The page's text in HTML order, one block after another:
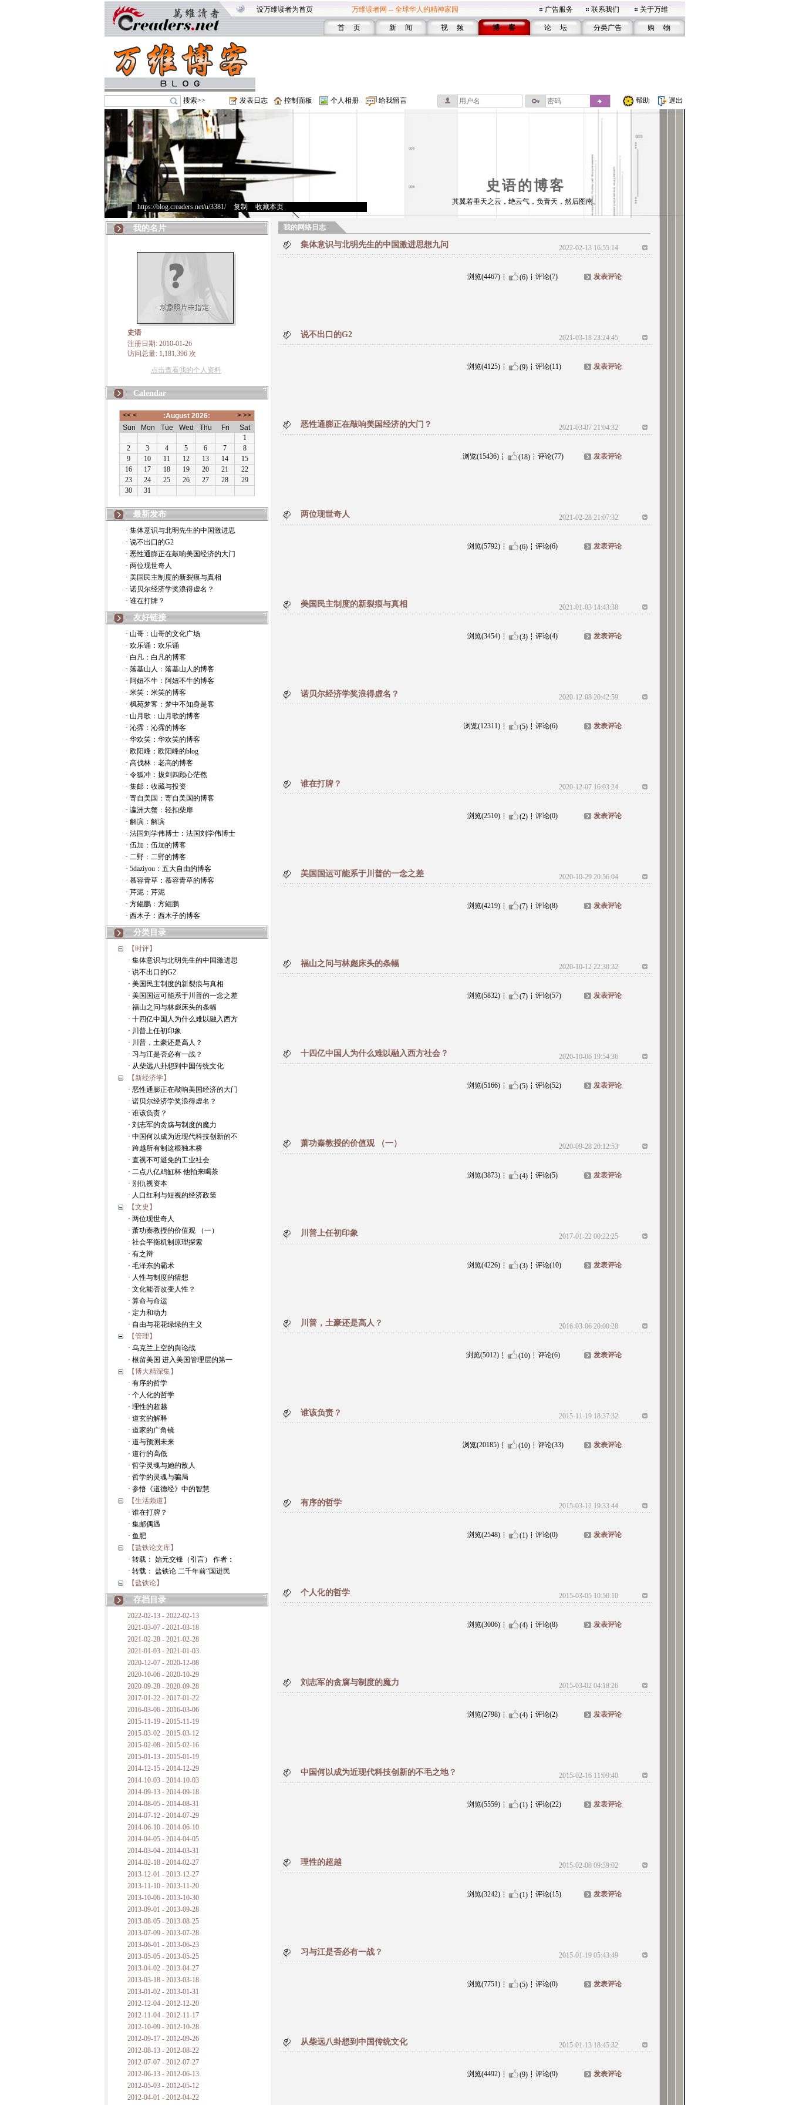
设万维读者为首页 万维读者网 -- 全球华人的精神家园 广告服务 联系我们 关于万维
首 页 新 闻 视 频 博 客 论 坛 分类广告 购 物
搜索>> 发表日志 控制面板 个人相册 给我留言 帮助 退出
史语的博客
https://blog.creaders.net/u/3381/> 复制 收藏本页
其翼若垂天之云，绝云气，负青天，然后图南。
我的名片
史语
注册日期: 2010-01-26
访问总量: 1,181,396 次
点击查看我的个人资料
Calendar
最新发布
· 集体意识与北明先生的中国激进思
· 说不出口的G2
· 恶性通膨正在敲响美国经济的大门
· 两位现世奇人
· 美国民主制度的新裂痕与真相
· 诺贝尔经济学奖浪得虚名？
· 谁在打牌？
友好链接
· 山哥：山哥的文化广场
· 欢乐诵：欢乐诵
· 白凡：白凡的博客
· 落基山人：落基山人的博客
· 阿妞不牛：阿妞不牛的博客
· 米笑：米笑的博客
· 枫苑梦客：梦中不知身是客
· 山月歌：山月歌的博客
· 沁霈：沁霈的博客
· 华欢笑：华欢笑的博客
· 欧阳峰：欧阳峰的blog
· 高伐林：老高的博客
· 令狐冲：拔剑四顾心茫然
· 集邮：收藏与投资
· 寄自美国：寄自美国的博客
· 瀛洲大蟹：轻扣柴扉
· 解滨：解滨
· 法国刘学伟博士：法国刘学伟博士
· 伍加：伍加的博客
· 二野：二野的博客
· 5daziyou：五大自由的博客
· 慕容青草：慕容青草的博客
· 芹泥：芹泥
· 方鲲鹏：方鲲鹏
· 西木子：西木子的博客
分类目录
【时评】
· 集体意识与北明先生的中国激进思
· 说不出口的G2
· 美国民主制度的新裂痕与真相
· 美国国运可能系于川普的一念之差
· 福山之问与林彪床头的条幅
· 十四亿中国人为什么难以融入西方
· 川普上任初印象
· 川普，土豪还是高人？
· 习与江是否必有一战？
· 从柴远八卦想到中国传统文化
【新经济学】
· 恶性通膨正在敲响美国经济的大门
· 诺贝尔经济学奖浪得虚名？
· 谁该负责？
· 刘志军的贪腐与制度的魔力
· 中国何以成为近现代科技创新的不
· 跨越所有制这根独木桥
· 直视不可避免的工业社会
· 二点八亿鸡缸杯 他拍来喝茶
· 别仇视资本
· 人口红利与短视的经济政策
【文史】
· 两位现世奇人
· 萧功秦教授的价值观 （一）
· 社会平衡机制原理探索
· 有之辩
· 毛泽东的霸术
· 人性与制度的猜想
· 文化能否改变人性？
· 算命与命运
· 定力和动力
· 自由与花花绿绿的主义
【管理】
· 乌克兰上空的舆论战
· 根留美国 进入美国管理层的第一
【博大精深集】
· 有序的哲学
· 个人化的哲学
· 理性的超越
· 道玄的解释
· 道家的广角镜
· 道与预测未来
· 道行的高低
· 哲学灵魂与她的敌人
· 哲学的灵魂与骗局
· 参悟《道德经》中的智慧
【生活频道】
· 谁在打牌？
· 集邮偶遇
· 鱼肥
【盐铁论文库】
· 转载： 始元交锋（引言） 作者：
· 转载： 盐铁论 二千年前“国进民
【盐铁论】
存档目录
2022-02-13 - 2022-02-13
2021-03-07 - 2021-03-18
2021-02-28 - 2021-02-28
2021-01-03 - 2021-01-03
2020-12-07 - 2020-12-08
2020-10-06 - 2020-10-29
2020-09-28 - 2020-09-28
2017-01-22 - 2017-01-22
2016-03-06 - 2016-03-06
2015-11-19 - 2015-11-19
2015-03-02 - 2015-03-12
2015-02-08 - 2015-02-16
2015-01-13 - 2015-01-19
2014-12-15 - 2014-12-29
2014-10-03 - 2014-10-03
2014-09-13 - 2014-09-18
2014-08-05 - 2014-08-31
2014-07-12 - 2014-07-29
2014-06-10 - 2014-06-10
2014-04-05 - 2014-04-05
2014-03-04 - 2014-03-31
2014-02-18 - 2014-02-27
2013-12-01 - 2013-12-27
2013-11-10 - 2013-11-20
2013-10-06 - 2013-10-30
2013-09-01 - 2013-09-28
2013-08-05 - 2013-08-25
2013-07-09 - 2013-07-28
2013-06-01 - 2013-06-23
2013-05-05 - 2013-05-25
2013-04-02 - 2013-04-27
2013-03-18 - 2013-03-18
2013-01-02 - 2013-01-31
2012-12-04 - 2012-12-20
2012-11-04 - 2012-11-17
2012-10-09 - 2012-10-28
2012-09-17 - 2012-09-26
2012-08-13 - 2012-08-22
2012-07-07 - 2012-07-27
2012-06-13 - 2012-06-13
2012-05-03 - 2012-05-12
2012-04-01 - 2012-04-22
我的网络日志
集体意识与北明先生的中国激进思想九问 2022-02-13 16:55:14
浏览(4467) (6) 评论(7) 发表评论
说不出口的G2 2021-03-18 23:24:45
浏览(4125) (9) 评论(11) 发表评论
恶性通膨正在敲响美国经济的大门？ 2021-03-07 21:04:32
浏览(15436) (18) 评论(77) 发表评论
两位现世奇人 2021-02-28 21:07:32
浏览(5792) (6) 评论(6) 发表评论
美国民主制度的新裂痕与真相 2021-01-03 14:43:38
浏览(3454) (3) 评论(4) 发表评论
诺贝尔经济学奖浪得虚名？ 2020-12-08 20:42:59
浏览(12311) (5) 评论(6) 发表评论
谁在打牌？ 2020-12-07 16:03:24
浏览(2510) (2) 评论(0) 发表评论
美国国运可能系于川普的一念之差 2020-10-29 20:56:04
浏览(4219) (7) 评论(8) 发表评论
福山之问与林彪床头的条幅 2020-10-12 22:30:32
浏览(5832) (7) 评论(57) 发表评论
十四亿中国人为什么难以融入西方社会？ 2020-10-06 19:54:36
浏览(5166) (5) 评论(52) 发表评论
萧功秦教授的价值观 （一） 2020-09-28 20:12:53
浏览(3873) (4) 评论(5) 发表评论
川普上任初印象 2017-01-22 00:22:25
浏览(4226) (3) 评论(10) 发表评论
川普，土豪还是高人？ 2016-03-06 20:00:28
浏览(5012) (10) 评论(6) 发表评论
谁该负责？ 2015-11-19 18:37:32
浏览(20185) (10) 评论(33) 发表评论
有序的哲学 2015-03-12 19:33:44
浏览(2548) (1) 评论(0) 发表评论
个人化的哲学 2015-03-05 10:50:10
浏览(3006) (4) 评论(8) 发表评论
刘志军的贪腐与制度的魔力 2015-03-02 04:18:26
浏览(2798) (4) 评论(2) 发表评论
中国何以成为近现代科技创新的不毛之地？ 2015-02-16 11:09:40
浏览(5559) (1) 评论(22) 发表评论
理性的超越 2015-02-08 09:39:02
浏览(3242) (1) 评论(15) 发表评论
习与江是否必有一战？ 2015-01-19 05:43:49
浏览(7751) (5) 评论(0) 发表评论
从柴远八卦想到中国传统文化 2015-01-13 18:45:32
浏览(4492) (9) 评论(9) 发表评论